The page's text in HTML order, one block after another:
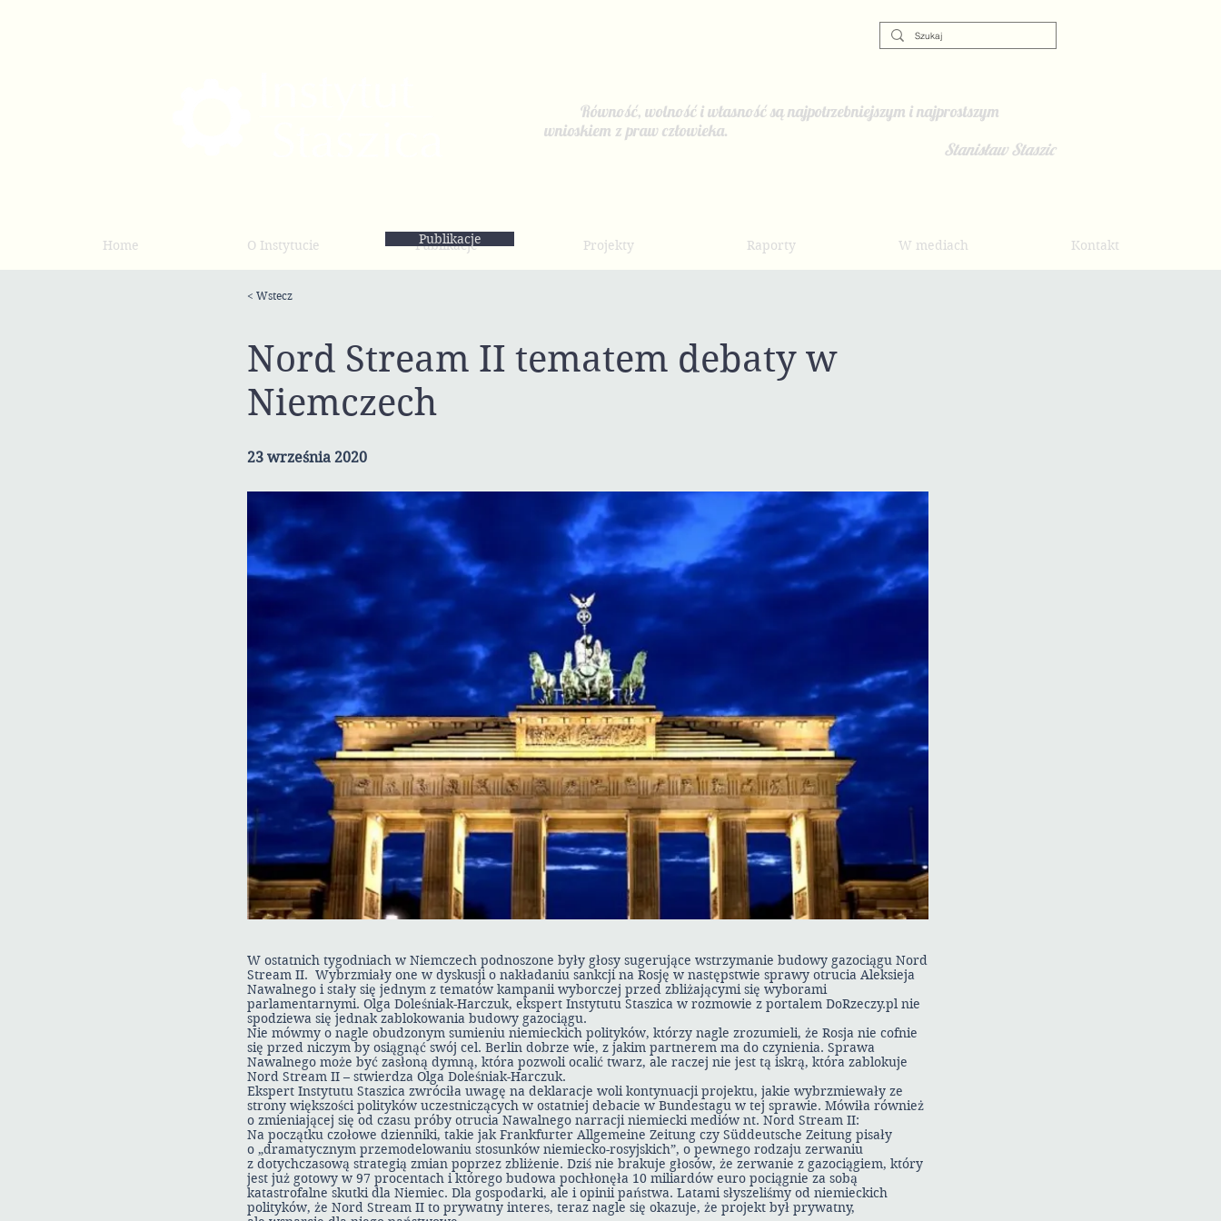
Równość, wolność i własność są najpotrzebniejszym i najprostszym
wnioskiem z praw człowieka.
Stanisław Staszic
Home O Instytucie Publikacje Projekty Raporty W mediach Kontakt
Publikacje
< Wstecz
Nord Stream II tematem debaty w
Niemczech
23 września 2020
W ostatnich tygodniach w Niemczech podnoszone były głosy sugerujące wstrzymanie budowy gazociągu Nord
Stream II. Wybrzmiały one w dyskusji o nakładaniu sankcji na Rosję w następstwie sprawy otrucia Aleksieja
Nawalnego i stały się jednym z tematów kampanii wyborczej przed zbliżającymi się wyborami
parlamentarnymi. Olga Doleśniak-Harczuk, ekspert Instytutu Staszica w rozmowie z portalem DoRzeczy.pl nie
spodziewa się jednak zablokowania budowy gazociągu.
Nie mówmy o nagle obudzonym sumieniu niemieckich polityków, którzy nagle zrozumieli, że Rosja nie cofnie
się przed niczym by osiągnąć swój cel. Berlin dobrze wie, z jakim partnerem ma do czynienia. Sprawa
Nawalnego może być zasłoną dymną, która pozwoli ocalić twarz, ale raczej nie jest tą iskrą, która zablokuje
Nord Stream II – stwierdza Olga Doleśniak-Harczuk.
Ekspert Instytutu Staszica zwróciła uwagę na deklaracje woli kontynuacji projektu, jakie wybrzmiewały ze
strony większości polityków uczestniczących w ostatniej debacie w Bundestagu w tej sprawie. Mówiła również
o zmieniającej się od czasu próby otrucia Nawalnego narracji niemiecki mediów nt. Nord Stream II:
Na początku czołowe dzienniki, takie jak Frankfurter Allgemeine Zeitung czy Süddeutsche Zeitung pisały
o „dramatycznym przemodelowaniu stosunków niemiecko-rosyjskich”, o pewnego rodzaju zerwaniu
z dotychczasową strategią zmian poprzez zbliżenie. Dziś nie brakuje głosów, że zerwanie z gazociągiem, który
jest już gotowy w 97 procentach i którego budowa pochłonęła 10 miliardów euro pociągnie za sobą
katastrofalne skutki dla Niemiec. Dla gospodarki, ale i opinii państwa. Latami słyszeliśmy od niemieckich
polityków, że Nord Stream II to prywatny interes, teraz nagle się okazuje, że projekt był prywatny,